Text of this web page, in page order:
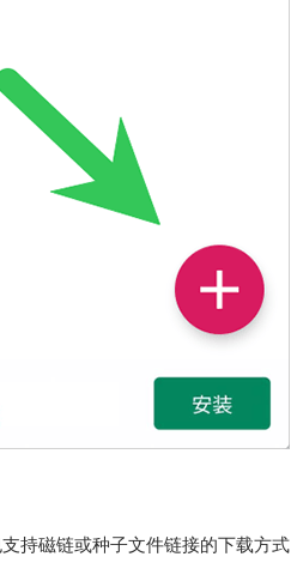
持磁链或种子文件链接的下载方式